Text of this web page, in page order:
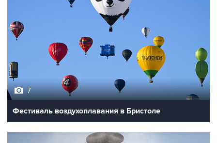
7
Фестиваль воздухоплавания в Бристоле